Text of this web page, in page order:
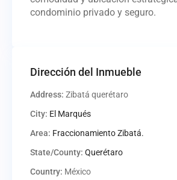
condominio privado y seguro.
Dirección del Inmueble
Address: Zibatá querétaro
City: El Marqués
Area: Fraccionamiento Zibatá.
State/County: Querétaro
Country: México